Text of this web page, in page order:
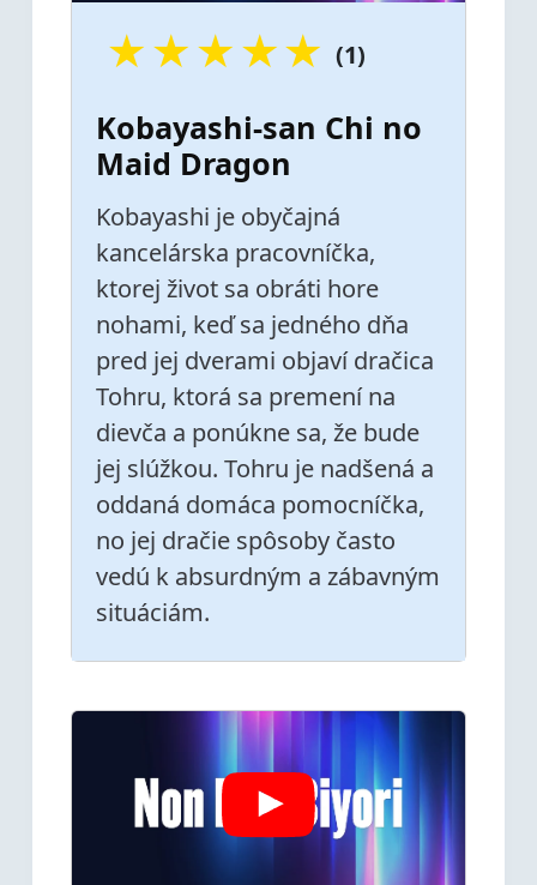
★
★
★
★
★ (1)
Kobayashi-san Chi no
Maid Dragon
Kobayashi je obyčajná
kancelárska pracovníčka,
ktorej život sa obráti hore
nohami, keď sa jedného dňa
pred jej dverami objaví dračica
Tohru, ktorá sa premení na
dievča a ponúkne sa, že bude
jej slúžkou. Tohru je nadšená a
oddaná domáca pomocníčka,
no jej dračie spôsoby často
vedú k absurdným a zábavným
situáciám.